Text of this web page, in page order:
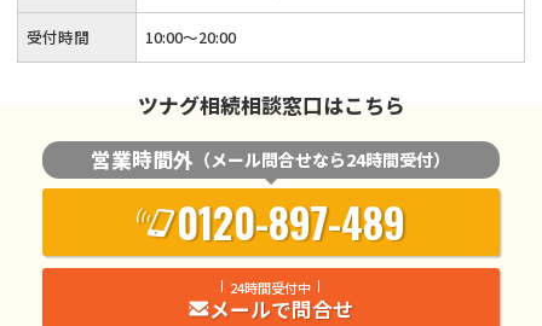
受付時間 10:00～20:00
ツナグ相続相談窓口はこちら
営業時間外 （メール問合せなら24時間受付）
0120-897-489
24時間受付中
メールで問合せ